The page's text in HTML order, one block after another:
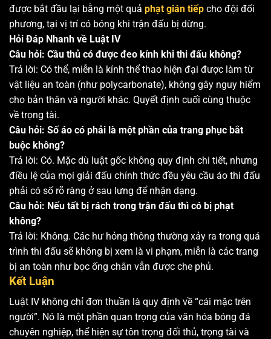
được bắt đầu lại bằng một quả phạt gián tiếp cho đội đối
phương, tại vị trí có bóng khi trận đấu bị dừng.
Hỏi Đáp Nhanh về Luật IV
Câu hỏi: Cầu thủ có được đeo kính khi thi đấu không?
Trả lời: Có thể, miễn là kính thể thao hiện đại được làm từ
vật liệu an toàn (như polycarbonate), không gây nguy hiểm
cho bản thân và người khác. Quyết định cuối cùng thuộc
về trọng tài.
Câu hỏi: Số áo có phải là một phần của trang phục bắt
buộc không?
Trả lời: Có. Mặc dù luật gốc không quy định chi tiết, nhưng
điều lệ của mọi giải đấu chính thức đều yêu cầu áo thi đấu
phải có số rõ ràng ở sau lưng để nhận dạng.
Câu hỏi: Nếu tất bị rách trong trận đấu thì có bị phạt
không?
Trả lời: Không. Các hư hỏng thông thường xảy ra trong quá
trình thi đấu sẽ không bị xem là vi phạm, miễn là các trang
bị an toàn như bọc ống chân vẫn được che phủ.
Kết Luận
Luật IV không chỉ đơn thuần là quy định về “cái mặc trên
người”. Nó là một phần quan trọng của văn hóa bóng đá
chuyên nghiệp, thể hiện sự tôn trọng đối thủ, trọng tài và